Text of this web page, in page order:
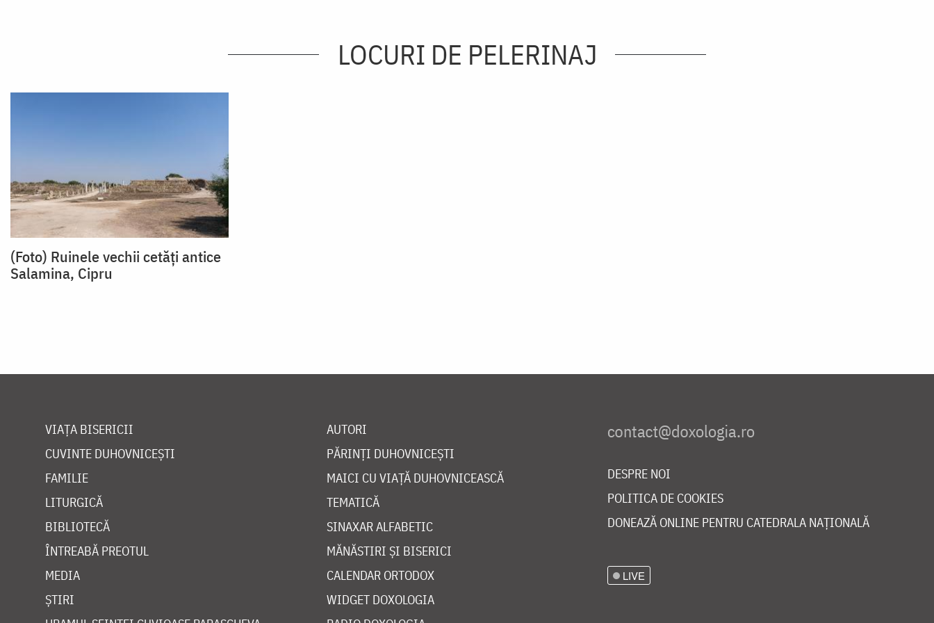
LOCURI DE PELERINAJ
(Foto) Ruinele vechii cetăți antice
Salamina, Cipru
VIAȚA BISERICII
CUVINTE DUHOVNICEȘTI
FAMILIE
LITURGICĂ
BIBLIOTECĂ
ÎNTREABĂ PREOTUL
MEDIA
ȘTIRI
AUTORI
PĂRINȚI DUHOVNICEȘTI
MAICI CU VIAȚĂ DUHOVNICEASCĂ
TEMATICĂ
SINAXAR ALFABETIC
MĂNĂSTIRI ȘI BISERICI
CALENDAR ORTODOX
WIDGET DOXOLOGIA
DESPRE NOI
POLITICA DE COOKIES
DONEAZĂ ONLINE PENTRU CATEDRALA NAȚIONALĂ
LIVE